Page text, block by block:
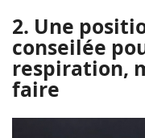
2. Une
conseilée
respiration,
faire